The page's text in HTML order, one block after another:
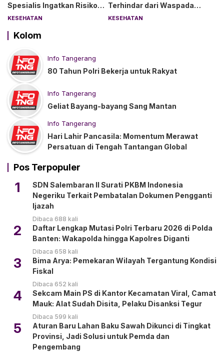
Spesialis Ingatkan Risiko
Kebocoran Usus
KESEHATAN
Terhindar dari Waspada
“Angin Duduk”
KESEHATAN
Kolom
Info Tangerang
80 Tahun Polri Bekerja untuk Rakyat
Info Tangerang
Geliat Bayang-bayang Sang Mantan
Info Tangerang
Hari Lahir Pancasila: Momentum Merawat
Persatuan di Tengah Tantangan Global
Pos Terpopuler
1
SDN Salembaran II Surati PKBM Indonesia
Negeriku Terkait Pembatalan Dokumen Pengganti
Ijazah
Dibaca 688 kali
2
Daftar Lengkap Mutasi Polri Terbaru 2026 di Polda
Banten: Wakapolda hingga Kapolres Diganti
Dibaca 658 kali
3
Bima Arya: Pemekaran Wilayah Tergantung Kondisi
Fiskal
Dibaca 652 kali
4
Sekcam Main PS di Kantor Kecamatan Viral, Camat
Mauk: Alat Sudah Disita, Pelaku Disanksi Tegur
Dibaca 599 kali
5
Aturan Baru Lahan Baku Sawah Dikunci di Tingkat
Provinsi, Jadi Solusi untuk Pemda dan
Pengembang